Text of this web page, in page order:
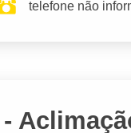
telefone não